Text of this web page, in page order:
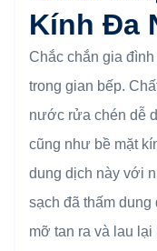
Kính Đa
Chắc chắn gia
trong gian bếp.
nước rửa chén dễ
cũng như bề mặt
dung dịch này với
sạch đã thấm
mỡ tan ra và lau